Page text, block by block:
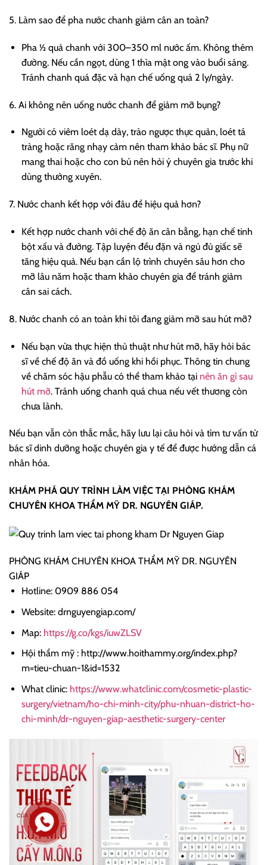
5. Làm sao để pha nước chanh giảm cân an toàn?
Pha ½ quả chanh với 300–350 ml nước ấm. Không thêm
đường. Nếu cần ngọt, dùng 1 thìa mật ong vào buổi sáng.
Tránh chanh quá đặc và hạn chế uống quá 2 ly/ngày.
6. Ai không nên uống nước chanh để giảm mỡ bụng?
Người có viêm loét dạ dày, trào ngược thực quản, loét tá
tràng hoặc răng nhạy cảm nên tham khảo bác sĩ. Phụ nữ
mang thai hoặc cho con bú nên hỏi ý chuyên gia trước khi
dùng thường xuyên.
7. Nước chanh kết hợp với đâu để hiệu quả hơn?
Kết hợp nước chanh với chế độ ăn cân bằng, hạn chế tinh
bột xấu và đường. Tập luyện đều đặn và ngủ đủ giấc sẽ
tăng hiệu quả. Nếu bạn cần lộ trình chuyên sâu hơn cho
mỡ lâu năm hoặc tham khảo chuyên gia để tránh giảm
cân sai cách.
8. Nước chanh có an toàn khi tôi đang giảm mỡ sau hút mỡ?
Nếu bạn vừa thực hiện thủ thuật như hút mỡ, hãy hỏi bác
sĩ về chế độ ăn và đồ uống khi hồi phục. Thông tin chung
về chăm sóc hậu phẫu có thể tham khảo tại nên ăn gì sau
hút mỡ. Tránh uống chanh quá chua nếu vết thương còn
chưa lành.
Nếu bạn vẫn còn thắc mắc, hãy lưu lại câu hỏi và tìm tư vấn từ
bác sĩ dinh dưỡng hoặc chuyên gia y tế để được hướng dẫn cá
nhân hóa.
KHÁM PHÁ QUY TRÌNH LÀM VIỆC TẠI PHÒNG KHÁM
CHUYÊN KHOA THẨM MỸ DR. NGUYÊN GIÁP.
PHÒNG KHÁM CHUYÊN KHOA THẨM MỸ DR. NGUYÊN
GIÁP
Hotline: 0909 886 054
Website: drnguyengiap.com/
Map:https://g.co/kgs/iuwZLSV
Hội thẩm mỹ : http://www.hoithammy.org/index.php?
m=tieu-chuan-1&id=1532
What clinic: https://www.whatclinic.com/cosmetic-plastic-
surgery/vietnam/ho-chi-minh-city/phu-nhuan-district-ho-
chi-minh/dr-nguyen-giap-aesthetic-surgery-center